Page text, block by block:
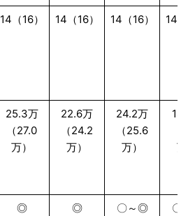
14（16） 14（16） 14（16） 14
25.3万
（27.0
万）
22.6万
（24.2
万）
24.2万
（25.6
万）
◎ ◎ 〇～◎ 〇